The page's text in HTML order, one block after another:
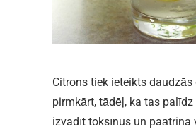
Citrons tiek ieteikts daudzās
pirmkārt, tādēļ, ka tas
izvadīt toksīnus un paātrina